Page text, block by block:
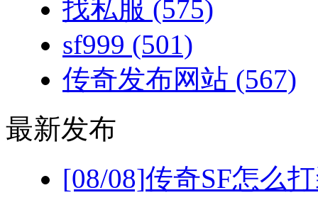
找私服 (575)
sf999 (501)
传奇发布网站 (567)
最新发布
[08/08]传奇SF怎么